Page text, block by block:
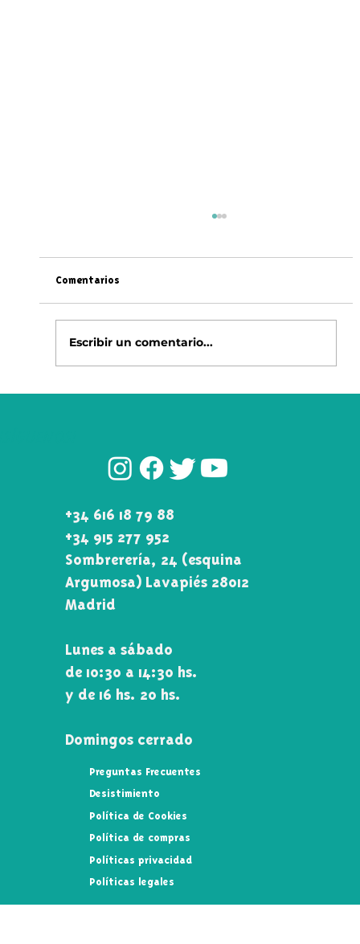
Comentarios
Escribir un comentario...
+34 616 18 79 88
+34 915 277 952
Sombrerería, 24 (esquina
Argumosa) Lavapiés 28012
Madrid
Lunes a sábado
de 10:30 a 14:30 hs.
y de 16 hs. 20 hs.
Domingos cerrado
Preguntas Frecuentes
Desistimiento
Política de Cookies
Política de compras
Políticas privacidad
Políticas legales